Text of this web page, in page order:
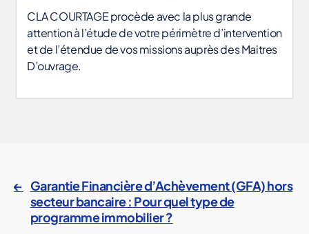
CLA COURTAGE procède avec la plus grande
attention à l’étude de votre périmètre d’intervention
et de l’étendue de vos missions auprès des Maitres
D’ouvrage.
tr
e
o
e
←
Garantie Financière d’Achèvement (GFA) hors
secteur bancaire : Pour quel type de
programme immobilier ?